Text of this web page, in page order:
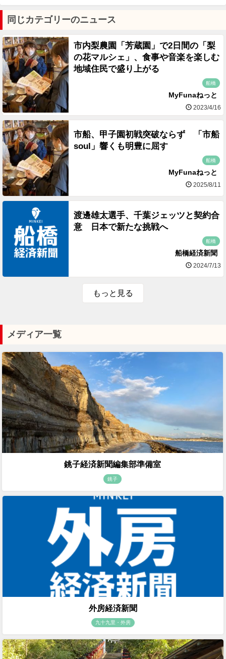
同じカテゴリーのニュース
市内梨農園「芳蔵園」で2日間の「梨
の花マルシェ」、食事や音楽を楽しむ
地域住民で盛り上がる
船橋
MyFunaねっと
2023/4/16
市船、甲子園初戦突破ならず 「市船
soul」響くも明豊に屈す
船橋
MyFunaねっと
2025/8/11
渡邊雄太選手、千葉ジェッツと契約合
意 日本で新たな挑戦へ
船橋
船橋経済新聞
2024/7/13
もっと見る
メディア一覧
銚子経済新聞編集部準備室
銚子
外房経済新聞
九十九里・外房